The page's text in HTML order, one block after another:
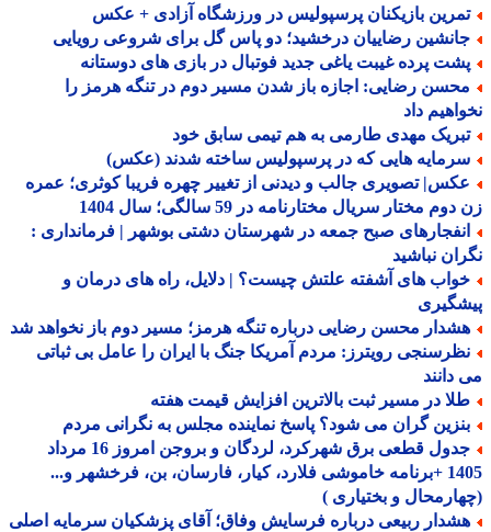
بازیکنان پرسپولیس در ورزشگاه آزادی + عکس
رضاییان درخشید؛ دو پاس گل برای شروعی رویایی
پرده غیبت یاغی جدید فوتبال در بازی های دوستانه
رضایی: اجازه باز شدن مسیر دوم در تنگه هرمز را
داد
مهدی طارمی به هم تیمی سابق خود
هایی که در پرسپولیس ساخته شدند (عکس)
تصویری جالب و دیدنی از تغییر چهره فریبا کوثری؛ عمره
مختار سریال مختارنامه در 59 سالگی؛ سال 1404
صبح جمعه در شهرستان دشتی بوشهر | فرمانداری :
نباشید
های آشفته علتش چیست؟ | دلایل، راه های درمان و
محسن رضایی درباره تنگه هرمز؛ مسیر دوم باز نخواهد شد
رویترز: مردم آمریکا جنگ با ایران را عامل بی ثباتی
در مسیر ثبت بالاترین افزایش قیمت هفته
گران می شود؟ پاسخ نماینده مجلس به نگرانی مردم
جدول قطعی برق شهرکرد، لردگان و بروجن امروز 16 مرداد
1405 +برنامه خاموشی فلارد، کیار، فارسان، بن، فرخشهر و...
و بختیاری )
ربیعی درباره فرسایش وفاق؛ آقای پزشکیان سرمایه اصلی